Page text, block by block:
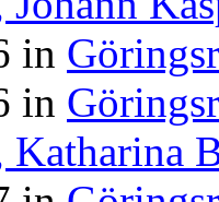
in
in
Katharina